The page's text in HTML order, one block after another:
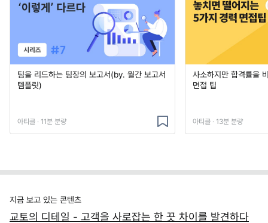
팀을 리드하는 팀장의 보고서(by. 월간 보고서
템플릿)
아티클 · 11분 분량
사소하지만 합격률을
면접 팁
아티클 · 13분 분량
지금 보고 있는 콘텐츠
교토의 디테일 - 고객을 사로잡는 한 끗 차이를 발견하다